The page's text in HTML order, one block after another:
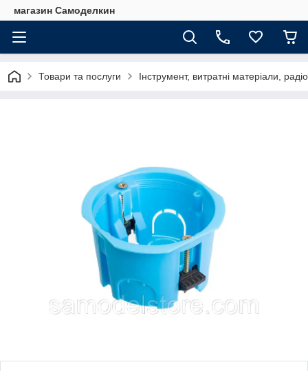
магазин Самоделкин
Товари та послуги Інструмент, витратні матеріали,